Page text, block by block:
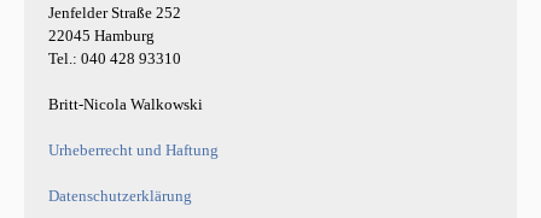
Jenfelder Straße 252
22045 Hamburg
Tel.: 040 428 93310
Britt-Nicola Walkowski
Datenschutzerklärung